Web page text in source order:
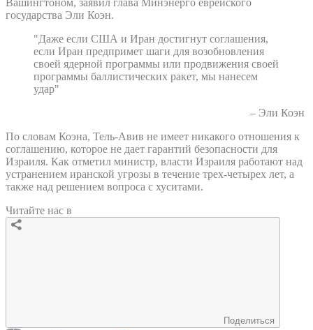
Вашингтоном, заявил глава Минэнерго еврейского
государства Эли Коэн.
"Даже если США и Иран достигнут соглашения,
если Иран предпримет шаги для возобновления
своей ядерной программы или продвижения своей
программы баллистических ракет, мы нанесем
удар"
– Эли Коэн
По словам Коэна, Тель-Авив не имеет никакого отношения к
соглашению, которое не дает гарантий безопасности для
Израиля. Как отметил министр, власти Израиля работают над
устранением иранской угрозы в течение трех-четырех лет, а
также над решением вопроса с хуситами.
Читайте нас в
Поделиться